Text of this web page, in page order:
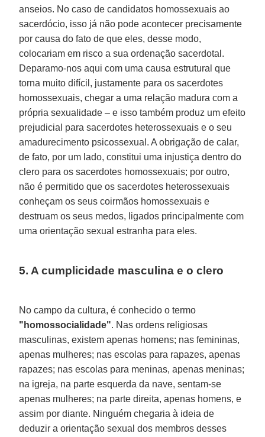
anseios. No caso de candidatos homossexuais ao
sacerdócio, isso já não pode acontecer precisamente
por causa do fato de que eles, desse modo,
colocariam em risco a sua ordenação sacerdotal.
Deparamo-nos aqui com uma causa estrutural que
torna muito difícil, justamente para os sacerdotes
homossexuais, chegar a uma relação madura com a
própria sexualidade – e isso também produz um efeito
prejudicial para sacerdotes heterossexuais e o seu
amadurecimento psicossexual. A obrigação de calar,
de fato, por um lado, constitui uma injustiça dentro do
clero para os sacerdotes homossexuais; por outro,
não é permitido que os sacerdotes heterossexuais
conheçam os seus coirmãos homossexuais e
destruam os seus medos, ligados principalmente com
uma orientação sexual estranha para eles.
5. A cumplicidade masculina e o clero
No campo da cultura, é conhecido o termo
"homossocialidade". Nas ordens religiosas
masculinas, existem apenas homens; nas femininas,
apenas mulheres; nas escolas para rapazes, apenas
rapazes; nas escolas para meninas, apenas meninas;
na igreja, na parte esquerda da nave, sentam-se
apenas mulheres; na parte direita, apenas homens, e
assim por diante. Ninguém chegaria à ideia de
deduzir a orientação sexual dos membros desses